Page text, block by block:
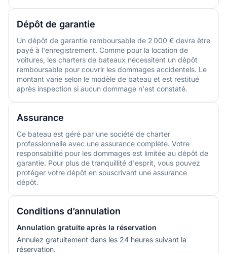
Dépôt de garantie
Un dépôt de garantie remboursable de 2 000 € devra être
payé à l'enregistrement. Comme pour la location de
voitures, les charters de bateaux nécessitent un dépôt
remboursable pour couvrir les dommages accidentels. Le
montant varie selon le modèle de bateau et est restitué
après inspection si aucun dommage n'est constaté.
Assurance
Ce bateau est géré par une société de charter
professionnelle avec une assurance complète. Votre
responsabilité pour les dommages est limitée au dépôt de
garantie. Pour plus de tranquillité d'esprit, vous pouvez
protéger votre dépôt en souscrivant une assurance
dépôt.
Conditions d’annulation
Annulation gratuite après la réservation
Annulez gratuitement dans les 24 heures suivant la
réservation.